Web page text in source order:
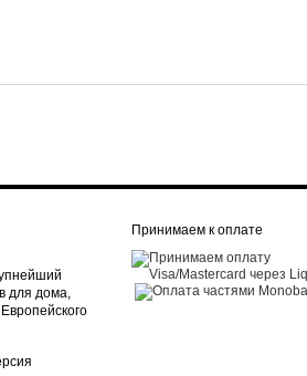
для дома,
Принимаем к оплате